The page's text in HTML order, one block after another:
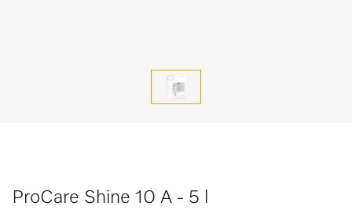
ProCare Shine 10 A - 5 l